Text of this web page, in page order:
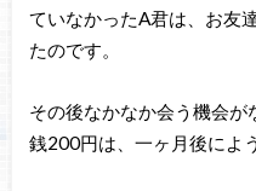
ていなかったA君は、お友
たのです。
その後なかなか会う機会
銭200円は、一ヶ月後によ